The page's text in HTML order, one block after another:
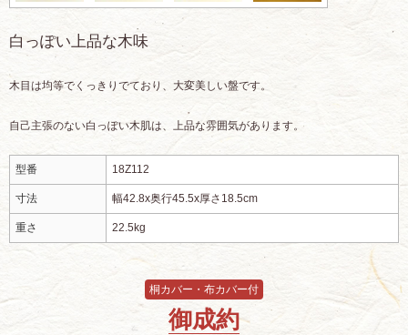
白っぽい上品な木味
木目は均等でくっきりでており、大変美しい盤です。
自己主張のない白っぽい木肌は、上品な雰囲気があります。
型番 18Z112
寸法 幅42.8x奥行45.5x厚さ18.5cm
重さ 22.5kg
桐カバー・布カバー付
御成約